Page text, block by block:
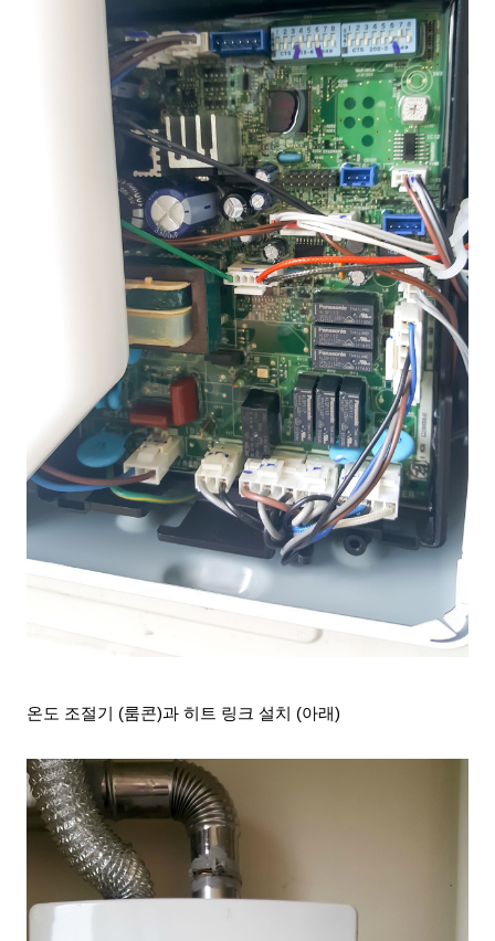
온도 조절기 (룸콘)과 히트 링크 설치 (아래)